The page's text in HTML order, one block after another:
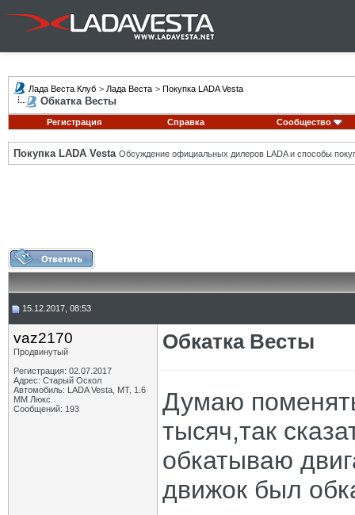
Лада Веста Клуб > Лада Веста > Покупка LADA Vesta
Обкатка Весты
Регистрация Справка Сообщество
Покупка LADA Vesta Обсуждение официальных дилеров LADA и способы
15.12.2017, 08:53
vaz2170
Продвинутый
Регистрация: 02.07.2017
Адрес: Старый Оскол
Автомобиль: LADA Vesta, МТ, 1.6
ММ Люкс.
Сообщений: 193
Обкатка Весты
Думаю
тысяч,так
обкатываю
движок был